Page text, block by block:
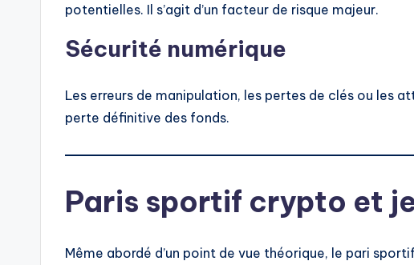
potentielles. Il s’agit d’un facteur de risque majeur.
Sécurité numérique
Les erreurs de manipulation, les pertes de clés ou les
perte définitive des fonds.
Paris sportif crypto et
Même abordé d’un point de vue théorique, le pari